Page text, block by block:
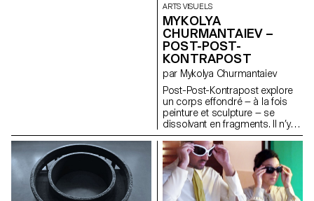
collecte tous ces petits objets
oubliés qui glissent entre les
panneaux—une sorte de portail
vers un royaume oublié, enfoui
sous la poussière et des boîtes
de rangement anciennes.
ARTS VISUELS
MYKOLYA
CHURMANTAIEV –
POST-POST-
KONTRAPOST
par Mykolya Churmantaiev
Post-Post-Kontrapost explore
un corps effondré — à la fois
peinture et sculpture — se
dissolvant en fragments. Il n’y a
plus d’action, seulement une
trace. Une figure s’est
échappée de l’espace qui la
retenait ; il ne reste qu’une
absence. Des oiseaux
l’entourent — ni hostiles, ni